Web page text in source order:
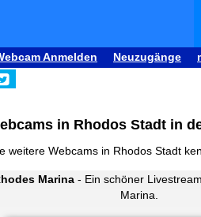
Anmelden Neuzugänge
in Rhodos Stadt in
weitere Webcams in Rhodos Stadt
Marina - Ein schöner
Marina.